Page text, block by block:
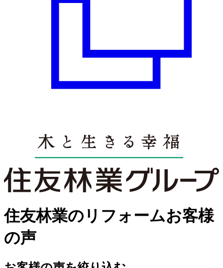
住友林業のリフォームお客様
の声